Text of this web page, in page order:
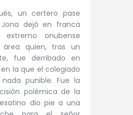
un certero pase
dejó en franca
onubense
quien, tras un
fue derribado en
la que el colegiado
punible. Fue la
polémica de la
dio pie a una